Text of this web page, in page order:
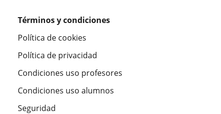
Términos y condiciones
Política de cookies
Política de privacidad
Condiciones uso profesores
Condiciones uso alumnos
Seguridad